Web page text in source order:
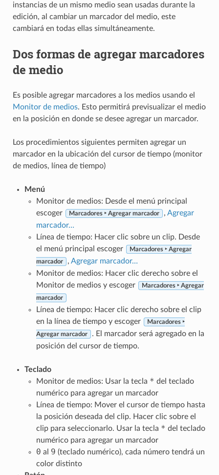
instancias de un mismo medio sean usadas durante la
edición, al cambiar un marcador del medio, este
cambiará en todas ellas simultáneamente.
Dos formas de agregar marcadores
de medio
Es posible agregar marcadores a los medios usando el
Monitor de medios. Esto permitirá previsualizar el medio
en la posición en donde se desee agregar un marcador.
Los procedimientos siguientes permiten agregar un
marcador en la ubicación del cursor de tiempo (monitor
de medios, línea de tiempo)
Menú
Monitor de medios: Desde el menú principal
escoger
Marcadores ‣ Agregar marcador , Agregar
marcador…
Línea de tiempo: Hacer clic sobre un clip. Desde
el menú principal escoger
Marcadores ‣ Agregar
marcador , Agregar marcador…
Monitor de medios: Hacer clic derecho sobre el
Monitor de medios y escoger
Marcadores ‣ Agregar
marcador
Línea de tiempo: Hacer clic derecho sobre el clip
en la línea de tiempo y escoger
Marcadores ‣
Agregar marcador
. El marcador será agregado en la
posición del cursor de tiempo.
Teclado
Monitor de medios: Usar la tecla * del teclado
numérico para agregar un marcador
Línea de tiempo: Mover el cursor de tiempo hasta
la posición deseada del clip. Hacer clic sobre el
clip para seleccionarlo. Usar la tecla * del teclado
numérico para agregar un marcador
0 al 9 (teclado numérico), cada número tendrá un
color distinto